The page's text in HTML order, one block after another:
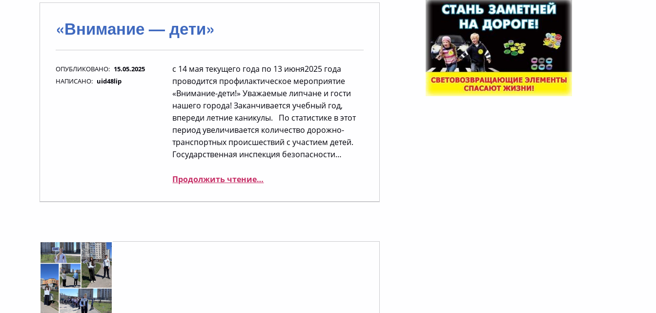
«Внимание — дети»
ОПУБЛИКОВАНО: 15.05.2025
НАПИСАНО: uid48lip
с 14 мая текущего года по 13 июня2025 года
проводится профилактическое мероприятие
«Внимание-дети!» Уважаемые липчане и гости
нашего города! Заканчивается учебный год,
впереди летние каникулы. По статистике в этот
период увеличивается количество дорожно-
транспортных происшествий с участием детей.
Государственная инспекция безопасности…
Продолжить чтение…